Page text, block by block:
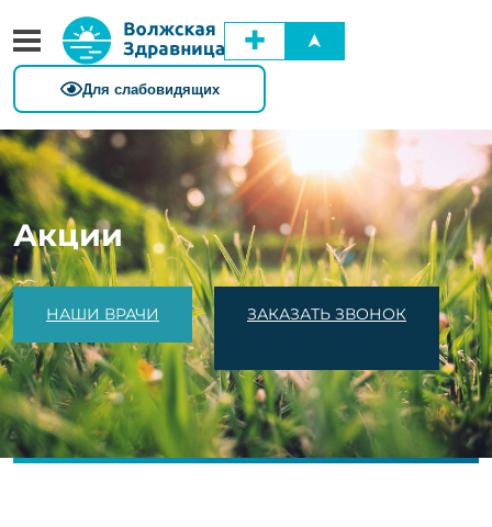
✚ ➤
Акции
НАШИ ВРАЧИ ЗАКАЗАТЬ ЗВОНОК